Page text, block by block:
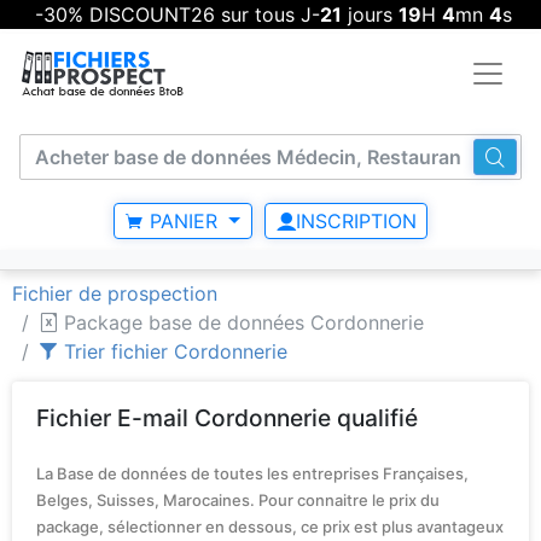
-30% DISCOUNT26 sur tous J-21 jours 19H 4mn 4s
PANIER INSCRIPTION
Fichier de prospection
Package base de données Cordonnerie
Trier fichier Cordonnerie
Fichier E-mail Cordonnerie qualifié
La Base de données de toutes les entreprises Françaises,
Belges, Suisses, Marocaines. Pour connaitre le prix du
package, sélectionner en dessous, ce prix est plus avantageux